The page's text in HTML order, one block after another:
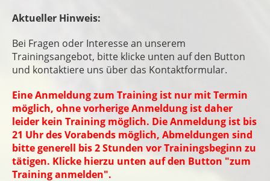
Aktueller Hinweis:
Bei Fragen oder Interesse an unserem
Trainingsangebot, bitte klicke unten auf den Button
und kontaktiere uns über das Kontaktformular.
Eine Anmeldung zum Training ist nur mit Termin
möglich, ohne vorherige Anmeldung ist daher
leider kein Training möglich. Die Anmeldung ist bis
21 Uhr des Vorabends möglich, Abmeldungen sind
bitte generell bis 2 Stunden vor Trainingsbeginn zu
tätigen. Klicke hierzu unten auf den Button "zum
Training anmelden".